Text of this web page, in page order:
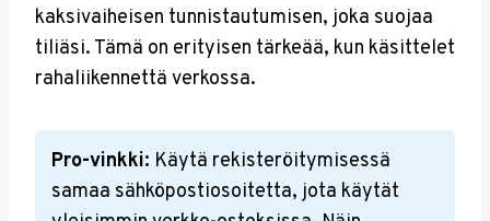
kaksivaiheisen tunnistautumisen, joka suojaa
tiliäsi. Tämä on erityisen tärkeää, kun käsittelet
rahaliikennettä verkossa.
Pro-vinkki: Käytä rekisteröitymisessä
samaa sähköpostiosoitetta, jota käytät